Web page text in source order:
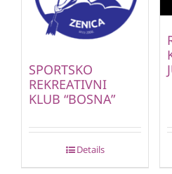
SPORTSKO
REKREATIVNI
KLUB “BOSNA”
Details